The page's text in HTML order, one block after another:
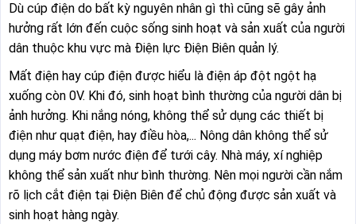
Dù cúp điện do bất kỳ nguyên nhân gì thì cũng sẽ gây ảnh
hưởng rất lớn đến cuộc sống sinh hoạt và sản xuất của người
dân thuộc khu vực mà Điện lực Điện Biên quản lý.
Mất điện hay cúp điện được hiểu là điện áp đột ngột hạ
xuống còn 0V. Khi đó, sinh hoạt bình thường của người dân bị
ảnh hưởng. Khi nắng nóng, không thể sử dụng các thiết bị
điện như quạt điện, hay điều hòa,... Nông dân không thể sử
dụng máy bơm nước điện để tưới cây. Nhà máy, xí nghiệp
không thể sản xuất như bình thường. Nên mọi người cần nắm
rõ lịch cắt điện tại Điện Biên để chủ động được sản xuất và
sinh hoạt hàng ngày.